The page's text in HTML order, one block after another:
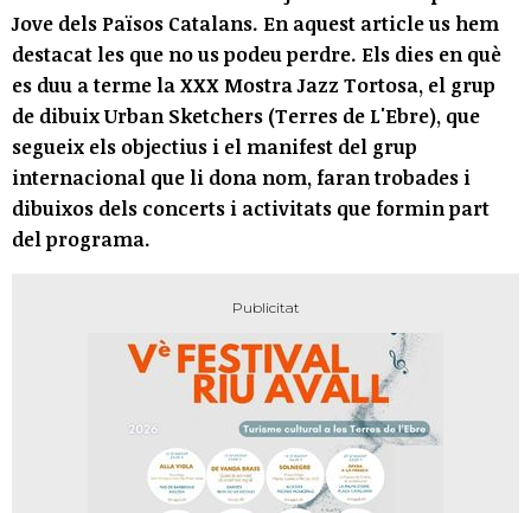
Jove dels Països Catalans. En aquest article us hem
destacat les que no us podeu perdre. Els dies en què
es duu a terme la XXX Mostra Jazz Tortosa, el grup
de dibuix Urban Sketchers (Terres de L'Ebre), que
segueix els objectius i el manifest del grup
internacional que li dona nom, faran trobades i
dibuixos dels concerts i activitats que formin part
del programa.